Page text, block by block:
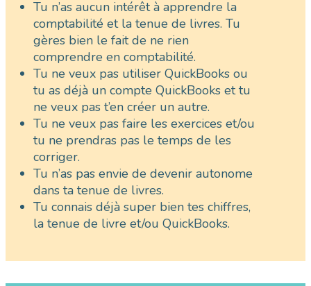
Tu n’as aucun intérêt à apprendre la
comptabilité et la tenue de livres. Tu
gères bien le fait de ne rien
comprendre en comptabilité.
Tu ne veux pas utiliser QuickBooks ou
tu as déjà un compte QuickBooks et tu
ne veux pas t’en créer un autre.
Tu ne veux pas faire les exercices et/ou
tu ne prendras pas le temps de les
corriger.
Tu n’as pas envie de devenir autonome
dans ta tenue de livres.
Tu connais déjà super bien tes chiffres,
la tenue de livre et/ou QuickBooks.